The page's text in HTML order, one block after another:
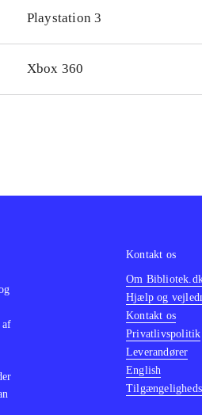
cutscenes af collage-
Playstation 3
Xbox 360
af
Kontakt os
Om
Hjælp og
Kontakt os
Privatlivspolitik
Leverandører
English